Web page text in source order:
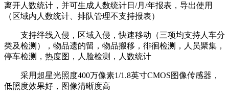
离开人数统计，并可生成人数统计日/月/年报表，导出使用
（区域内人数统计、排队管理不支持报表）
支持绊线入侵，区域入侵，快速移动（三项均支持人车分
类及检测），物品遗的留，物品搬移，徘徊检测，人员聚集，
停车检测，热度图，人脸检测，人数统计
采用超星光照度400万像素1/1.8英寸CMOS图像传感器，
低照度效果好，图像清晰度高